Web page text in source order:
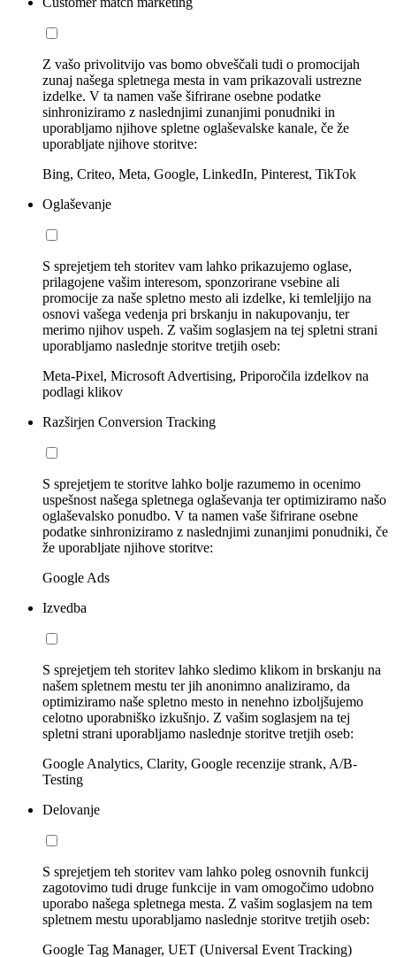
Z vašo privolitvijo vas bomo obveščali tudi o promocijah
zunaj našega spletnega mesta in vam prikazovali ustrezne
izdelke. V ta namen vaše šifrirane osebne podatke
sinhroniziramo z naslednjimi zunanjimi ponudniki in
uporabljamo njihove spletne oglaševalske kanale, če že
uporabljate njihove storitve:
Bing, Criteo, Meta, Google, LinkedIn, Pinterest, TikTok
Oglaševanje
S sprejetjem teh storitev vam lahko prikazujemo oglase,
prilagojene vašim interesom, sponzorirane vsebine ali
promocije za naše spletno mesto ali izdelke, ki temleljijo na
osnovi vašega vedenja pri brskanju in nakupovanju, ter
merimo njihov uspeh. Z vašim soglasjem na tej spletni strani
uporabljamo naslednje storitve tretjih oseb:
Meta-Pixel, Microsoft Advertising, Priporočila izdelkov na
podlagi klikov
Razširjen Conversion Tracking
S sprejetjem te storitve lahko bolje razumemo in ocenimo
uspešnost našega spletnega oglaševanja ter optimiziramo našo
oglaševalsko ponudbo. V ta namen vaše šifrirane osebne
podatke sinhroniziramo z naslednjimi zunanjimi ponudniki, če
že uporabljate njihove storitve:
Google Ads
Izvedba
S sprejetjem teh storitev lahko sledimo klikom in brskanju na
našem spletnem mestu ter jih anonimno analiziramo, da
optimiziramo naše spletno mesto in nenehno izboljšujemo
celotno uporabniško izkušnjo. Z vašim soglasjem na tej
spletni strani uporabljamo naslednje storitve tretjih oseb:
Google Analytics, Clarity, Google recenzije strank, A/B-
Testing
Delovanje
S sprejetjem teh storitev vam lahko poleg osnovnih funkcij
zagotovimo tudi druge funkcije in vam omogočimo udobno
uporabo našega spletnega mesta. Z vašim soglasjem na tem
spletnem mestu uporabljamo naslednje storitve tretjih oseb:
Google Tag Manager, UET (Universal Event Tracking)